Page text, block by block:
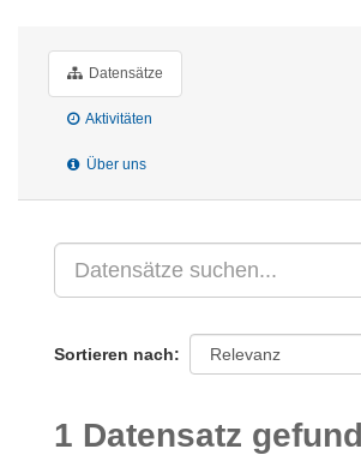
Datensätze
Aktivitäten
Über uns
Sortieren nach
1 Datensatz